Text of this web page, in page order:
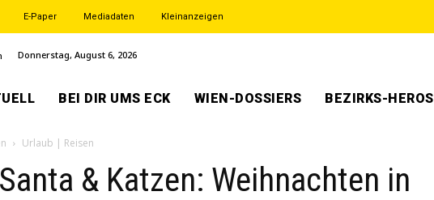
E-Paper Mediadaten Kleinanzeigen
Donnerstag, August 6, 2026
BEI DIR UMS ECK WIEN-DOSSIERS BEZIRKS-HEROS
Urlaub | Reisen
& Katzen: Weihnachten in